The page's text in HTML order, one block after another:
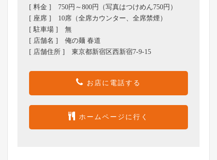
[ 料金 ] 750円～800円（写真はつけめん750円）
[ 座席 ] 10席（全席カウンター、全席禁煙）
[ 駐車場 ] 無
[ 店舗名 ] 俺の麺 春道
[ 店舗住所 ] 東京都新宿区西新宿7-9-15
お店に電話する
ホームページに行く